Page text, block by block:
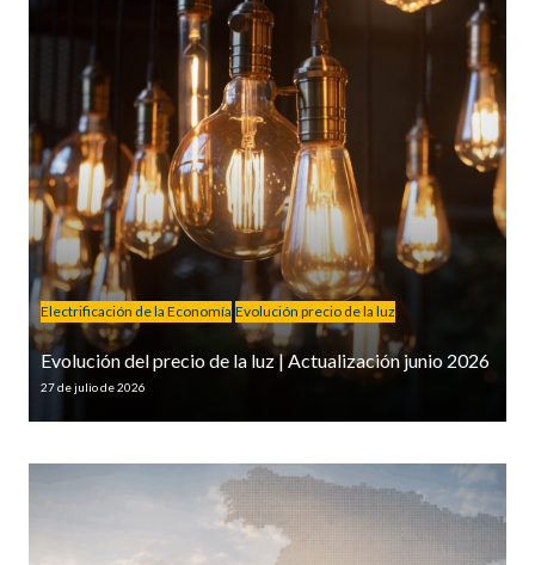
Electrificación de la Economía Evolución precio de la luz
Evolución del precio de la luz | Actualización junio 2026
27 de julio de 2026